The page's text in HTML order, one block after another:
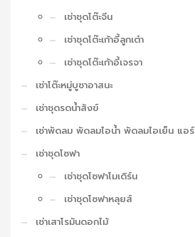
เช่าชุดโต๊ะจีน
เช่าชุดโต๊ะเก้าอี้ลูกเต๋า
เช่าชุดโต๊ะเก้าอี้เจรจา
เช่าโต๊ะหมู่บูชาอาสนะ
เช่าชุดรดน้ำสังข์
เช่าพัดลม พัดลมไอน้ำ พัดลมไอเย็น แอร์
เช่าชุดโซฟา
เช่าชุดโซฟาโมเดิร์น
เช่าชุดโซฟาหลุยส์
เช่าเสาโรมันดอกไม้